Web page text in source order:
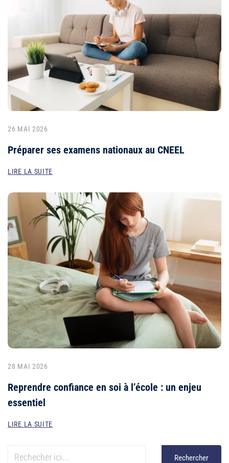
26 MAI 2026
Préparer ses examens nationaux au CNEEL
LIRE LA SUITE
28 MAI 2026
Reprendre confiance en soi à l’école : un enjeu
essentiel
LIRE LA SUITE
Rechercher